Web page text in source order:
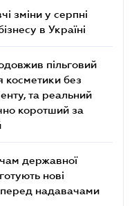
зміни у серпні
в Україні
пільговий
косметики без
та реальний
коротший за
державної
нові
надавачами